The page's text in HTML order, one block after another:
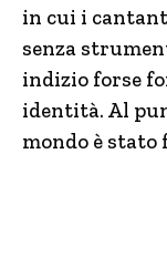
in cui i
senza
indizio forse
identità. Al
mondo è stato